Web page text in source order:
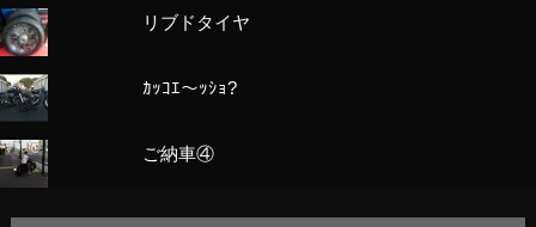
リブドタイヤ
ｶｯｺｴ～ｯｼｮ?
ご納車④